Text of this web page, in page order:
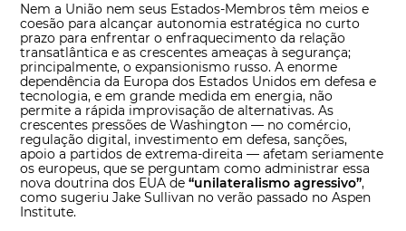
Nem a União nem seus Estados-Membros têm meios e
coesão para alcançar autonomia estratégica no curto
prazo para enfrentar o enfraquecimento da relação
transatlântica e as crescentes ameaças à segurança;
principalmente, o expansionismo russo. A enorme
dependência da Europa dos Estados Unidos em defesa e
tecnologia, e em grande medida em energia, não
permite a rápida improvisação de alternativas. As
crescentes pressões de Washington — no comércio,
regulação digital, investimento em defesa, sanções,
apoio a partidos de extrema-direita — afetam seriamente
os europeus, que se perguntam como administrar essa
nova doutrina dos EUA de “unilateralismo agressivo”,
como sugeriu Jake Sullivan no verão passado no Aspen
Institute.